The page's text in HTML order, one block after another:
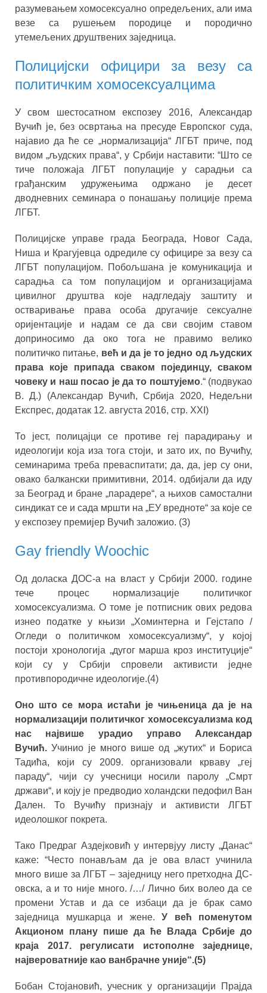
разумевањем хомосексуално опредељених, али има
везе са рушењем породице и породично
утемељених друштвених заједница.
Полицијски официри за везу са
политичким хомосексуалцима
У свом шестосатном експозеу 2016, Александар
Вучић је, без освртања на пресуде Европског суда,
најавио да ће се „нормализација“ ЛГБТ приче, под
видом „људских права“, у Србији наставити: “Што се
тиче положаја ЛГБТ популације у сарадњи са
грађанским удружењима одржано је десет
дводневних семинара о понашању полиције према
ЛГБТ.
Полицијске управе града Београда, Новог Сада,
Ниша и Крагујевца одредиле су официре за везу са
ЛГБТ популацијом. Побољшана је комуникација и
сарадња са том популацијом и организацијама
цивилног друштва које надгледају заштиту и
остваривање права особа другачије сексуалне
оријентације и надам се да сви својим ставом
доприносимо да око тога не правимо велико
политичко питање, већ и да је то једно од људских
права које припада сваком појединцу, сваком
човеку и наш посао је да то поштујемо.“ (подвукао
В. Д.) (Александар Вучић, Србија 2020, Недељни
Експрес, додатак 12. августа 2016, стр. XXI)
То јест, полицајци се противе геј парадирању и
идеологији која иза тога стоји, и зато их, по Вучићу,
семинарима треба преваспитати; да, да, јер су они,
овако балкански примитивни, 2014. одбијали да иду
за Београд и бране „парадере“, а њихов самостални
синдикат се и сада мршти на „ЕУ вредноте“ за које се
у експозеу премијер Вучић заложио. (3)
Gay friendly Woochic
Од доласка ДОС-а на власт у Србији 2000. године
тече процес нормализације политичког
хомосексуализма. О томе је потписник ових редова
изнео податке у књизи „Хоминтерна и Гејстапо /
Огледи о политичком хомосексуализму“, у којој
постоји хронологија „дугог марша кроз институције“
који су у Србији спровели активисти једне
противпородичне идеологије.(4)
Оно што се мора истаћи је чињеница да је на
нормализацији политичког хомосексуализма код
нас највише урадио управо Александар
Вучић. Учинио је много више од „жутих“ и Бориса
Тадића, који су 2009. организовали крваву „геј
параду“, чији су учесници носили паролу „Смрт
држави“, и коју је предводио холандски педофил Ван
Дален. То Вучићу признају и активисти ЛГБТ
идеолошког покрета.
Тако Предраг Аздејковић у интервјуу листу „Данас“
каже: “Често понављам да је ова власт учинила
много више за ЛГБТ – заједницу него претходна ДС-
овска, а и то није много. /…/ Лично бих волео да се
промени Устав и да се избаци да је брак само
заједница мушкарца и жене. У већ поменутом
Акционом плану пише да ће Влада Србије до
краја 2017. регулисати истополне заједнице,
највероватније као ванбрачне уније“.(5)
Бобан Стојановић, учесник у организацији Прајда